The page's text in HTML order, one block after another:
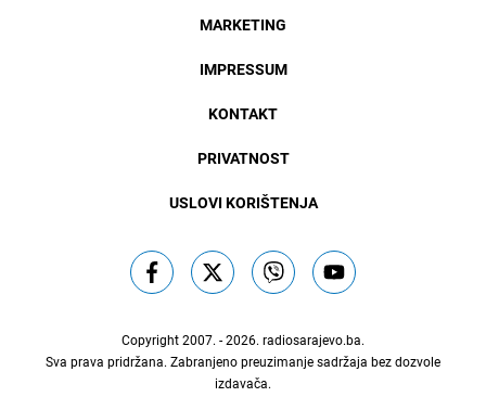
MARKETING
IMPRESSUM
KONTAKT
PRIVATNOST
USLOVI KORIŠTENJA
Copyright 2007. - 2026. radiosarajevo.ba.
Sva prava pridržana. Zabranjeno preuzimanje sadržaja bez dozvole
izdavača.